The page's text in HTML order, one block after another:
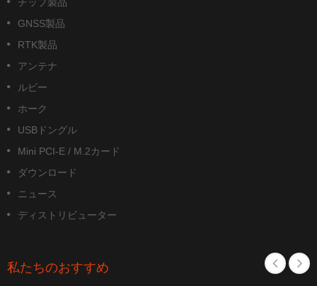
GNSS製品
RTK製品
アンテナ
ルビー
ホーク
USBドングル
Mini PCI-E / M.2カード
ダウンロード
ニュース
ディストリビューター
私たちのおすすめ